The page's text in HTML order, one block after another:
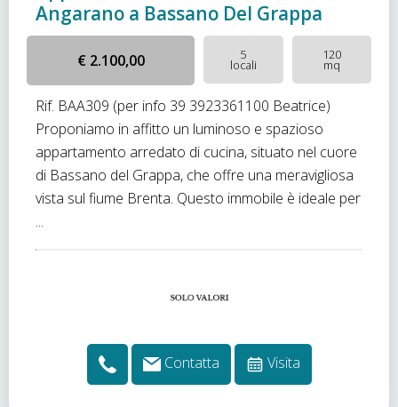
Angarano a Bassano Del Grappa
€ 2.100,00 5
locali
120
mq
Rif. BAA309 (per info 39 3923361100 Beatrice)
Proponiamo in affitto un luminoso e spazioso
appartamento arredato di cucina, situato nel cuore
di Bassano del Grappa, che offre una meravigliosa
vista sul fiume Brenta. Questo immobile è ideale per
...
Contatta Visita